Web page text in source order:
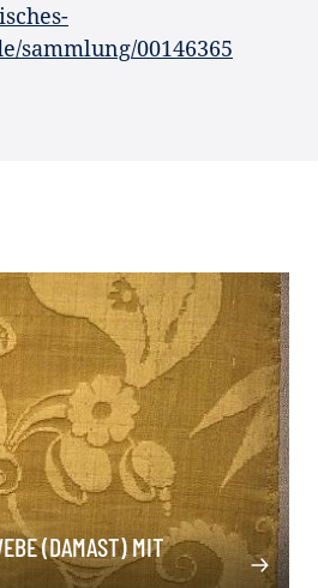
sammlung/00146365
(DAMAST) MIT